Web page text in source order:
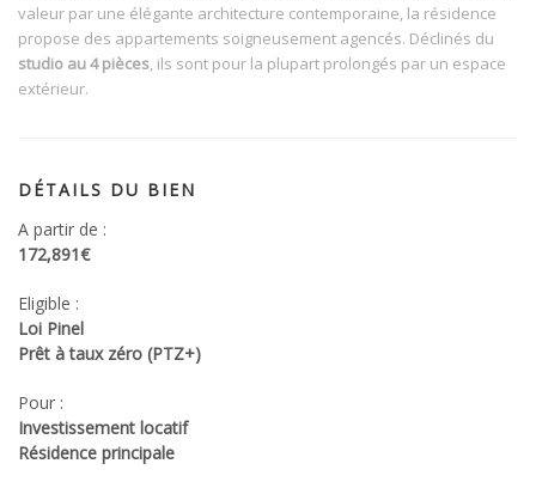
valeur par une élégante architecture contemporaine, la résidence
propose des appartements soigneusement agencés. Déclinés du
studio au 4 pièces, ils sont pour la plupart prolongés par un espace
extérieur.
DÉTAILS DU BIEN
A partir de :
172,891€
Eligible :
Loi Pinel
Prêt à taux zéro (PTZ+)
Pour :
Investissement locatif
Résidence principale